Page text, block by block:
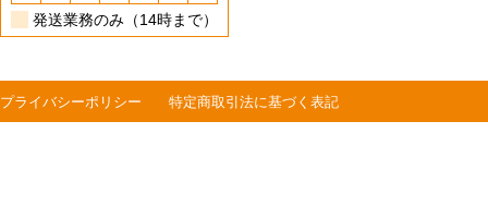
発送業務のみ（14時まで）
プライバシーポリシー 特定商取引法に基づく表記